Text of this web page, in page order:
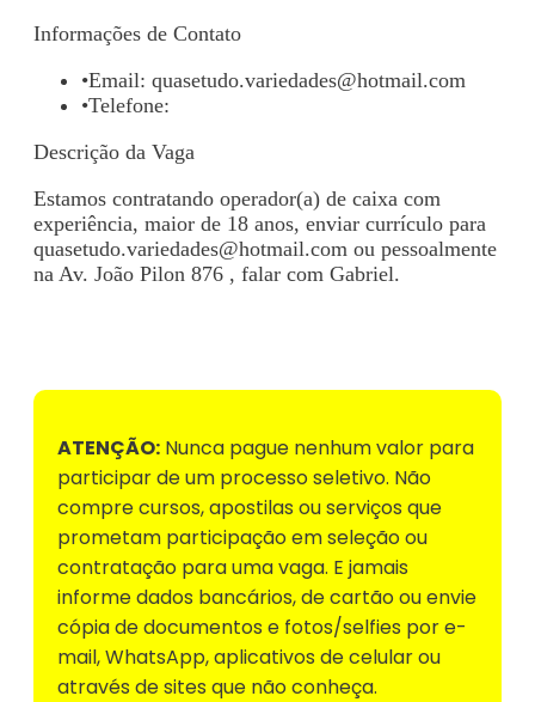
Informações de Contato
•Email: quasetudo.variedades@hotmail.com
•Telefone:
Descrição da Vaga
Estamos contratando operador(a) de caixa com
experiência, maior de 18 anos, enviar currículo para
quasetudo.variedades@hotmail.com ou pessoalmente
na Av. João Pilon 876 , falar com Gabriel.
ATENÇÃO: Nunca pague nenhum valor para
participar de um processo seletivo. Não
compre cursos, apostilas ou serviços que
prometam participação em seleção ou
contratação para uma vaga. E jamais
informe dados bancários, de cartão ou envie
cópia de documentos e fotos/selfies por e-
mail, WhatsApp, aplicativos de celular ou
através de sites que não conheça.